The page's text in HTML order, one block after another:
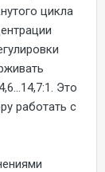
цикла
Это
работать с